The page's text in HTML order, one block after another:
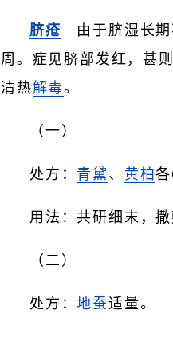
脐疮 由于脐湿长期
周。症见脐部发红，甚
清热解毒。
（一）
处方： 青黛、 黄柏各
用法：共研细末，
（二）
处方：地蚕适量。